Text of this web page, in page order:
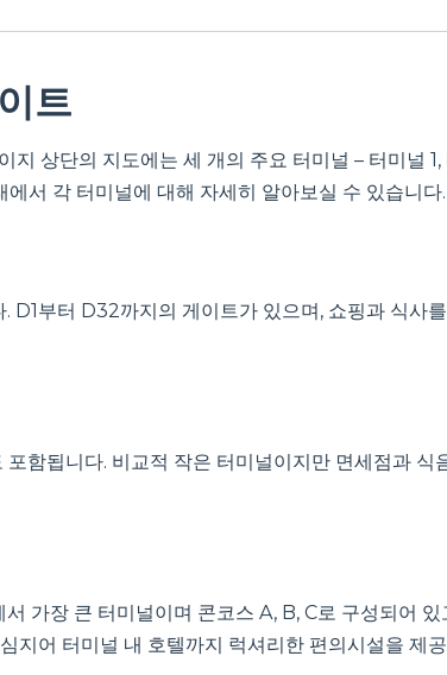
트
상단의 지도에는 세 개의 주요 터미널 – 터미널
서 각 터미널에 대해 자세히 알아보실 수 있습니다.
부터 D32까지의 게이트가 있으며, 쇼핑과 식사
함됩니다. 비교적 작은 터미널이지만 면세점과 식
가장 큰 터미널이며 콘코스 A, B, C로 구성되어
지어 터미널 내 호텔까지 럭셔리한 편의시설을 제